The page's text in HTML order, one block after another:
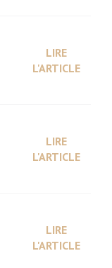
LIRE
L'ARTICLE
LIRE
L'ARTICLE
LIRE
L'ARTICLE